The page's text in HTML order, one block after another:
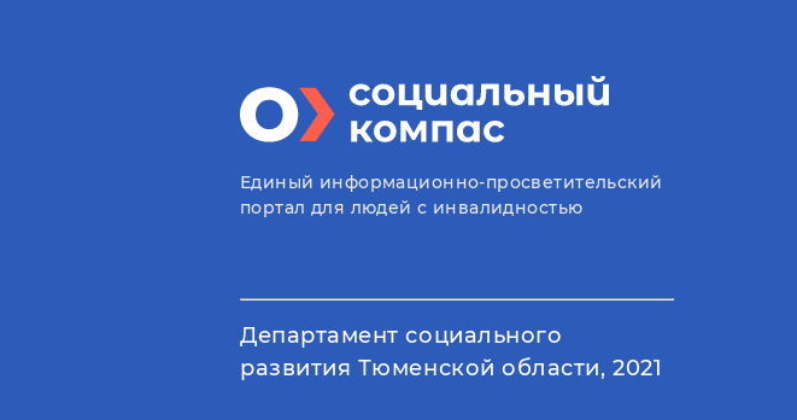
Единый информационно-просветительский
портал для людей с инвалидностью
Департамент социального
развития Тюменской области, 2021